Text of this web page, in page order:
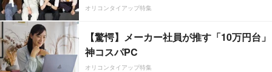
オリコンタイアップ特集
【驚愕】メーカー社員が推す「10万円台」
神コスパPC
オリコンタイアップ特集